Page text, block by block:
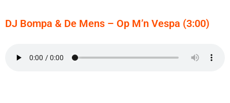
DJ Bompa & De Mens – Op M’n Vespa (3:00)